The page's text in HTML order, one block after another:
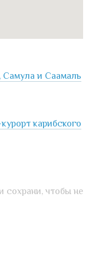
Самула и Саамаль
карибского
сохрани, чтобы не